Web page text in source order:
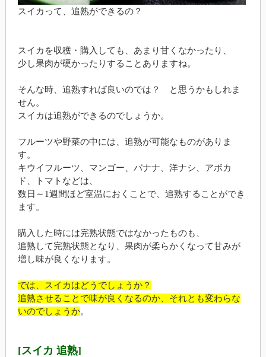
スイカって、追熟ができるの？
スイカを収穫・購入しても、あまり甘くなかったり、
少し果肉が硬かったりすることありますね。
そんな時、追熟すれば良いのでは？ と思うかもしれま
せん。
スイカは追熟ができるのでしょうか。
フルーツや野菜の中には、追熟が可能なものがありま
す。
キウイフルーツ、マンゴー、バナナ、洋ナシ、アボカ
ド、トマトなどは、
数日～1週間ほど室温におくことで、追熟することができ
ます。
購入した時には完熟状態ではなかったものも、
追熟して完熟状態となり、果肉が柔らかくなって甘みが
増し味が良くなります。
では、スイカはどうでしょうか？
追熟させることで味が良くなるのか、それとも変わらな
いのでしょうか。
[スイカ 追熟]